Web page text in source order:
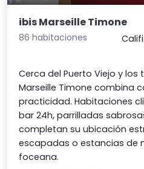
ibis Marseille Timone
86 habitaciones
Cerca del Puerto Viejo y los
Marseille Timone combina
practicidad. Habitaciones
bar 24h, parrilladas
completan su ubicación
escapadas o estancias de
foceana.